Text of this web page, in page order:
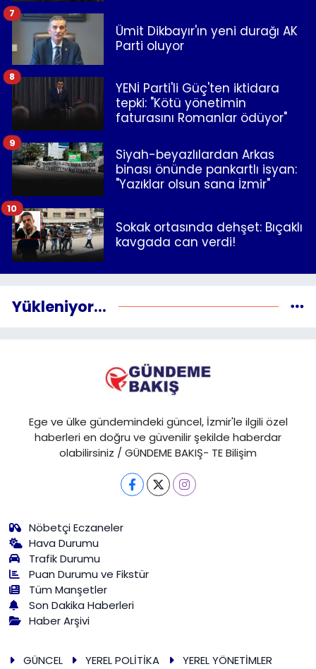
Ümit Dikbayır'ın yeni durağı AK
Parti oluyor
7
YENİ Parti'li Güç'ten iktidara
tepki: "Kötü yönetimin
faturasını Romanlar ödüyor"
8
Siyah-beyazlılardan Arkas
binası önünde pankartlı isyan:
"Yazıklar olsun sana İzmir"
9
Sokak ortasında dehşet: Bıçaklı
kavgada can verdi!
10
Yükleniyor...
Ege ve ülke gündemindeki güncel, İzmir'le ilgili özel
haberleri en doğru ve güvenilir şekilde haberdar
olabilirsiniz / GÜNDEME BAKIŞ- TE Bilişim
Nöbetçi Eczaneler
Hava Durumu
Trafik Durumu
Puan Durumu ve Fikstür
Tüm Manşetler
Son Dakika Haberleri
Haber Arşivi
GÜNCEL YEREL POLİTİKA
YEREL YÖNETİMLER